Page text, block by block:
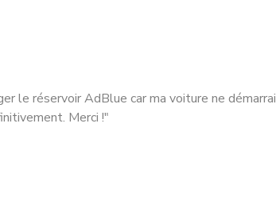
le réservoir AdBlue car ma voiture ne
Merci !"